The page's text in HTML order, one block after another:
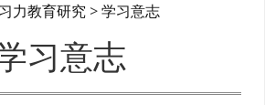
力教育研究 >学习意志
习意志